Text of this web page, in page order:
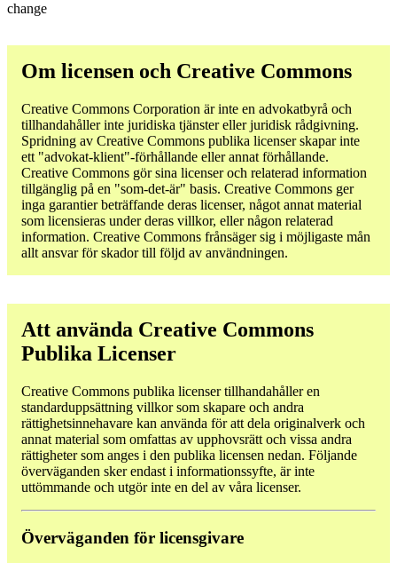
change
Om licensen och Creative Commons
Creative Commons Corporation är inte en advokatbyrå och
tillhandahåller inte juridiska tjänster eller juridisk rådgivning.
Spridning av Creative Commons publika licenser skapar inte
ett "advokat-klient"-förhållande eller annat förhållande.
Creative Commons gör sina licenser och relaterad information
tillgänglig på en "som-det-är" basis. Creative Commons ger
inga garantier beträffande deras licenser, något annat material
som licensieras under deras villkor, eller någon relaterad
information. Creative Commons frånsäger sig i möjligaste mån
allt ansvar för skador till följd av användningen.
Att använda Creative Commons
Publika Licenser
Creative Commons publika licenser tillhandahåller en
standarduppsättning villkor som skapare och andra
rättighetsinnehavare kan använda för att dela originalverk och
annat material som omfattas av upphovsrätt och vissa andra
rättigheter som anges i den publika licensen nedan. Följande
överväganden sker endast i informationssyfte, är inte
uttömmande och utgör inte en del av våra licenser.
Överväganden för licensgivare